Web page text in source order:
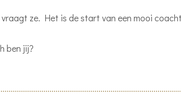
vraagt ze. Het is de start van een mooi
ben jij?